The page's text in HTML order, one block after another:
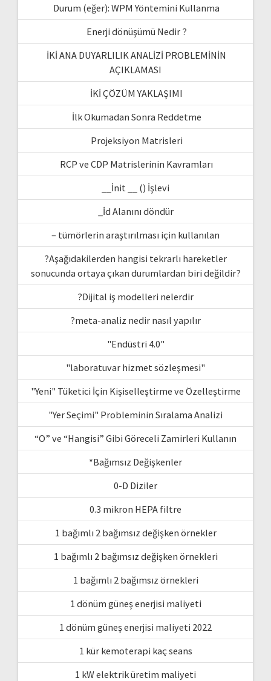
Durum (eğer): WPM Yöntemini Kullanma
Enerji dönüşümü Nedir ?
İKİ ANA DUYARLILIK ANALİZİ PROBLEMİNİN
AÇIKLAMASI
İKİ ÇÖZÜM YAKLAŞIMI
İlk Okumadan Sonra Reddetme
Projeksiyon Matrisleri
RCP ve CDP Matrislerinin Kavramları
__İnit __ () İşlevi
_İd Alanını döndür
– tümörlerin araştırılması için kullanılan
?Aşağıdakilerden hangisi tekrarlı hareketler
sonucunda ortaya çıkan durumlardan biri değildir?
?Dijital iş modelleri nelerdir
?meta-analiz nedir nasıl yapılır
"Endüstri 4.0"
"laboratuvar hizmet sözleşmesi"
"Yeni" Tüketici İçin Kişiselleştirme ve Özelleştirme
"Yer Seçimi" Probleminin Sıralama Analizi
“O” ve “Hangisi” Gibi Göreceli Zamirleri Kullanın
*Bağımsız Değişkenler
0-D Diziler
0.3 mikron HEPA filtre
1 bağımlı 2 bağımsız değişken örnekler
1 bağımlı 2 bağımsız değişken örnekleri
1 bağımlı 2 bağımsız örnekleri
1 dönüm güneş enerjisi maliyeti
1 dönüm güneş enerjisi maliyeti 2022
1 kür kemoterapi kaç seans
1 kW elektrik üretim maliyeti